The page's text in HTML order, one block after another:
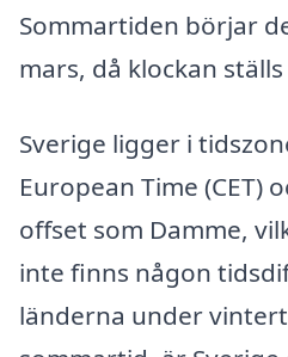
Sommartiden börjar
mars, då klockan
Sverige ligger i
European Time (CET)
offset som Damme,
inte finns någon
länderna under